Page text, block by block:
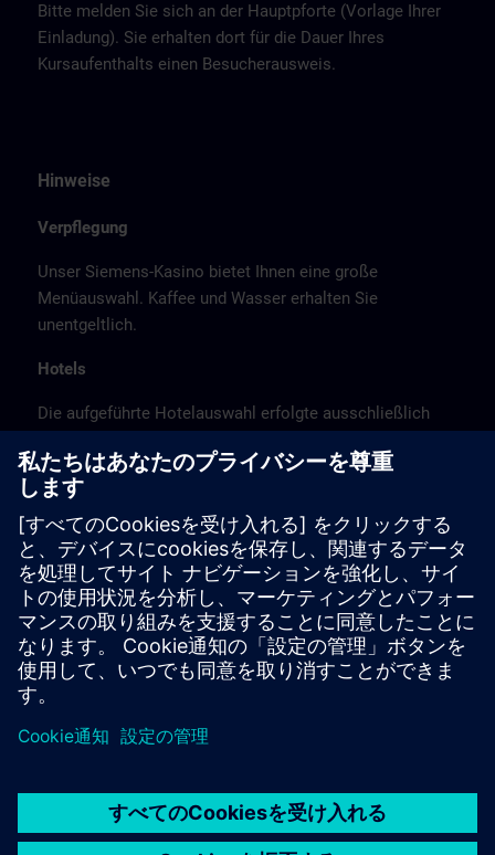
Bitte melden Sie sich an der Hauptpforte (Vorlage Ihrer
Einladung). Sie erhalten dort für die Dauer Ihres
Kursaufenthalts einen Besucherausweis.
Hinweise
Verpflegung
Unser Siemens-Kasino bietet Ihnen eine große
Menüauswahl. Kaffee und Wasser erhalten Sie
unentgeltlich.
Hotels
Die aufgeführte Hotelauswahl erfolgte ausschließlich
der günstigen Verkehrsanbindung zum
Veranstaltungsort.
Es handelt sich hierbei nicht um Siemens-
Vertragshotels, daher können wir für die Qualität der
Hotels keine Gewähr übernehmen.
Stornierung
Bitte stornieren Sie schriftlich.